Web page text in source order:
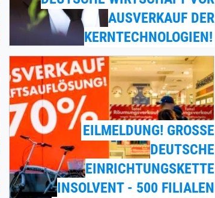
AUSVERKAUF DER
KERNTECHNOLOGIEN!
EILMELDUNG! GROSSE D
EUTSCHE E
INRICHTUNGSKETTE I
NSOLVENT - 500 FILIALEN U